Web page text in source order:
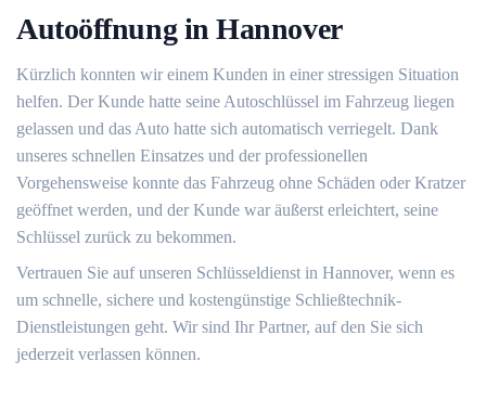
Autoöffnung in Hannover
Kürzlich konnten wir einem Kunden in einer stressigen Situation
helfen. Der Kunde hatte seine Autoschlüssel im Fahrzeug liegen
gelassen und das Auto hatte sich automatisch verriegelt. Dank
unseres schnellen Einsatzes und der professionellen
Vorgehensweise konnte das Fahrzeug ohne Schäden oder Kratzer
geöffnet werden, und der Kunde war äußerst erleichtert, seine
Schlüssel zurück zu bekommen.
Vertrauen Sie auf unseren Schlüsseldienst in Hannover, wenn es
um schnelle, sichere und kostengünstige Schließtechnik-
Dienstleistungen geht. Wir sind Ihr Partner, auf den Sie sich
jederzeit verlassen können.